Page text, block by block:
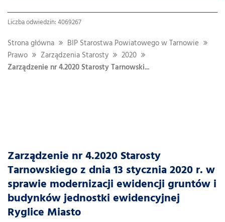
Liczba odwiedzin: 4069267
Strona główna
BIP Starostwa Powiatowego w Tarnowie
Prawo
Zarządzenia Starosty
2020
Zarządzenie nr 4.2020 Starosty Tarnowski...
Zarządzenie nr 4.2020 Starosty
Tarnowskiego z dnia 13 stycznia 2020 r. w
sprawie modernizacji ewidencji gruntów i
budynków jednostki ewidencyjnej
Ryglice Miasto